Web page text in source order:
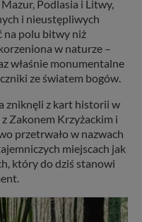
Podlasia i Litwy,
i nieustępliwych
na polu bitwy niż
w naturze –
właśnie monumentalne
ze światem bogów.
zniknęli z kart historii w
Zakonem Krzyżackim i
przetrwało w nazwach
miejscach jak
który do dziś stanowi